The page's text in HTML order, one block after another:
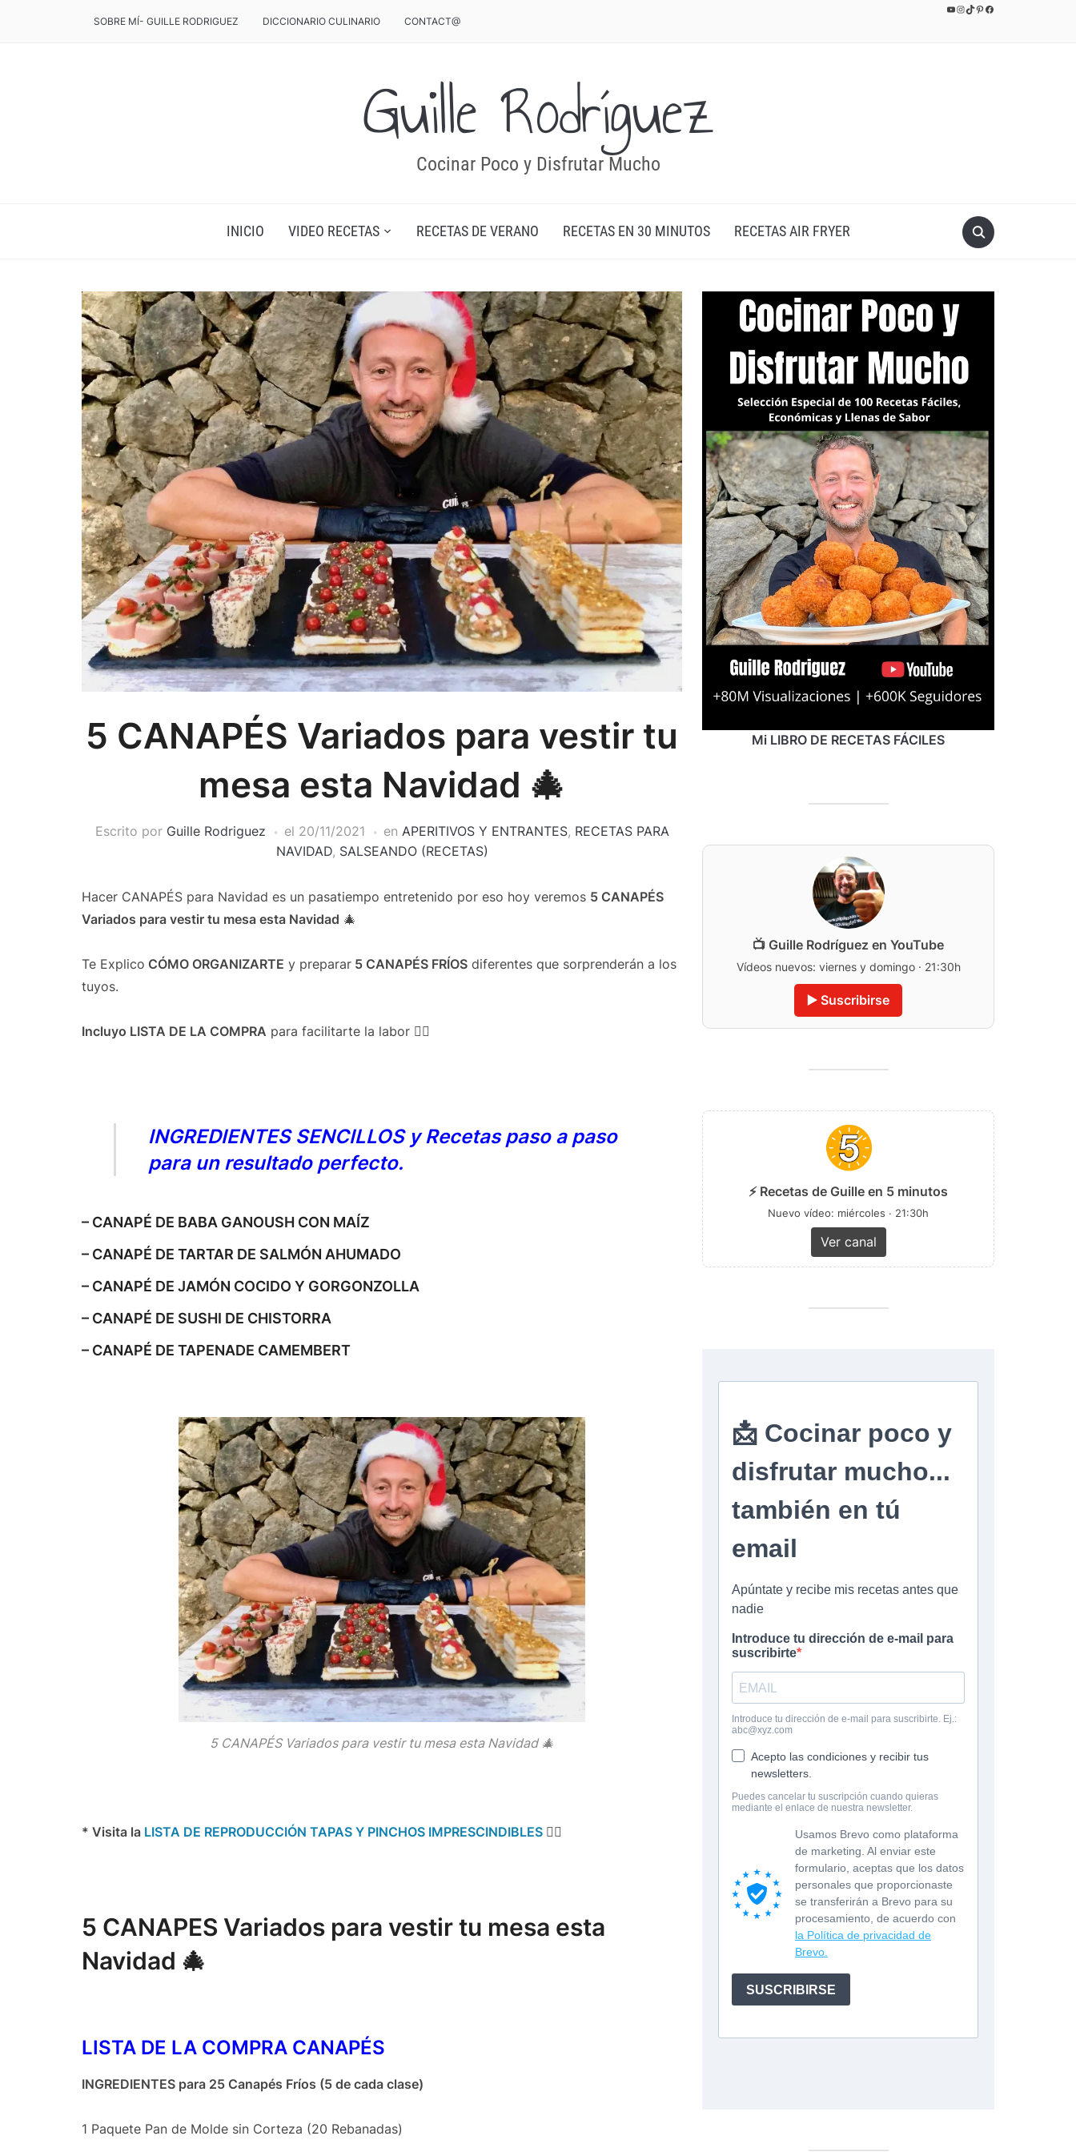
YouTube
Instagram
TikTok
Pinterest
Facebook
SOBRE MÍ- GUILLE RODRIGUEZ DICCIONARIO CULINARIO CONTACT@
Guille Rodríguez
Cocinar Poco y Disfrutar Mucho
INICIO VIDEO RECETAS RECETAS DE VERANO RECETAS EN 30 MINUTOS RECETAS AIR FRYER
5 CANAPÉS Variados para vestir tu
mesa esta Navidad 🎄
Escrito por Guille Rodriguez el 20/11/2021 en APERITIVOS Y ENTRANTES, RECETAS PARA
NAVIDAD, SALSEANDO (RECETAS)
Hacer CANAPÉS para Navidad es un pasatiempo entretenido por eso hoy veremos 5 CANAPÉS
Variados para vestir tu mesa esta Navidad 🎄
Te Explico CÓMO ORGANIZARTE y preparar 5 CANAPÉS FRÍOS diferentes que sorprenderán a los
tuyos.
Incluyo LISTA DE LA COMPRA para facilitarte la labor 👍🏻
INGREDIENTES SENCILLOSy Recetas paso a paso
para un resultado perfecto.
– CANAPÉ DE BABA GANOUSH CON MAÍZ
– CANAPÉ DE TARTAR DE SALMÓN AHUMADO
– CANAPÉ DE JAMÓN COCIDO Y GORGONZOLLA
– CANAPÉ DE SUSHI DE CHISTORRA
– CANAPÉ DE TAPENADE CAMEMBERT
5 CANAPÉS Variados para vestir tu mesa esta Navidad 🎄
* Visita la LISTA DE REPRODUCCIÓN TAPAS Y PINCHOS IMPRESCINDIBLES 👈🏻
5 CANAPES Variados para vestir tu mesa esta
Navidad 🎄
LISTA DE LA COMPRA CANAPÉS
INGREDIENTES para 25 Canapés Fríos (5 de cada clase)
1 Paquete Pan de Molde sin Corteza (20 Rebanadas)
Mi LIBRO DE RECETAS FÁCILES
📺 Guille Rodríguez en YouTube
Vídeos nuevos: viernes y domingo · 21:30h
▶️ Suscribirse
⚡ Recetas de Guille en 5 minutos
Nuevo vídeo: miércoles · 21:30h
Ver canal